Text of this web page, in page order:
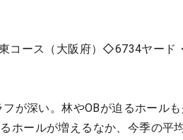
ース（大阪府）◇6734ヤード・
が深い。林やOBが迫るホール
ホールが増えるなか、今季の平